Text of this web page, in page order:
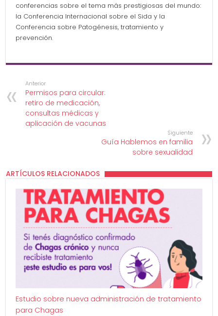
conferencias sobre el tema más prestigiosas del mundo:
la Conferencia Internacional sobre el Sida y la
Conferencia sobre Patogénesis, tratamiento y
prevención.
Anterior
Permisos para circular:
retiro de medicación,
consultas médicas y
aplicación de vacunas
Siguiente
Guía Hablemos en familia
sobre sexualidad
ARTÍCULOS RELACIONADOS
Estudio sobre nueva administración de tratamiento
para Chagas